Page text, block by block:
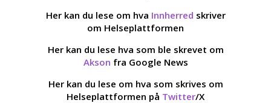
Her kan du lese om hva Innherred skriver
om Helseplattformen
Her kan du lese hva som ble skrevet om
Akson fra Google News
Her kan du lese om hva som skrives om
Helseplattformen på Twitter/X